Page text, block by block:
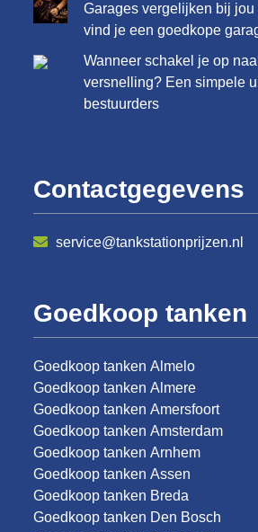
Garages vergelijken bij jou
vind je een goedkope
Wanneer schakel je op
versnelling? Een simpele
bestuurders
Contactgegevens
service@tankstationprijzen.nl
Goedkoop tanken
Goedkoop tanken Almelo
Goedkoop tanken Almere
Goedkoop tanken Amersfoort
Goedkoop tanken Amsterdam
Goedkoop tanken Arnhem
Goedkoop tanken Assen
Goedkoop tanken Breda
Goedkoop tanken Den Bosch